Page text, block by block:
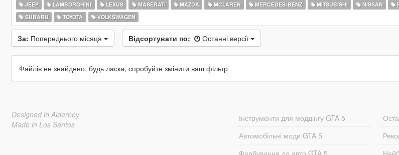
JEEP
LAMBORGHINI LEXUS MASERATI MAZDA MCLAREN MERCEDES-BENZ MITSUBISHI NISSAN
SUBARU
TOYOTA VOLKSWAGEN
За: Попереднього місяця Відсортувати по: Останні версії
Файлів не знайдено, будь ласка, спробуйте змінити ваш фільтр
Designed in Alderney
Made in Los Santos
Інструменти для моддінгу GTA 5
Автомобільні моди GTA 5
Фарбування до авто GTA 5